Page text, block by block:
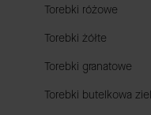
Torebki różowe
Torebki żółte
Torebki granatowe
Torebki butelkowa